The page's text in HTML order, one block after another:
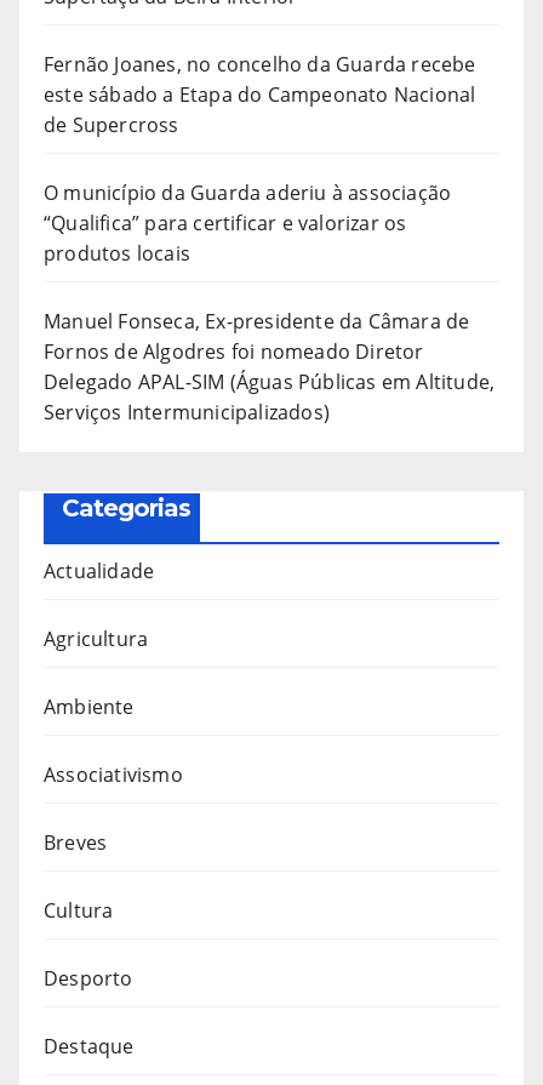
Fernão Joanes, no concelho da Guarda recebe
este sábado a Etapa do Campeonato Nacional
de Supercross
O município da Guarda aderiu à associação
“Qualifica” para certificar e valorizar os
produtos locais
Manuel Fonseca, Ex-presidente da Câmara de
Fornos de Algodres foi nomeado Diretor
Delegado APAL-SIM (Águas Públicas em Altitude,
Serviços Intermunicipalizados)
Categorias
Actualidade
Agricultura
Ambiente
Associativismo
Breves
Cultura
Desporto
Destaque